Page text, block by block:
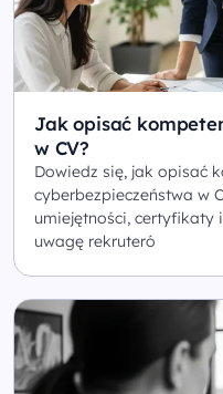
Jak opisać
w CV?
Dowiedz się, jak opisać
cyberbezpieczeństwa w
umiejętności, certyfikaty
uwagę rekruteró